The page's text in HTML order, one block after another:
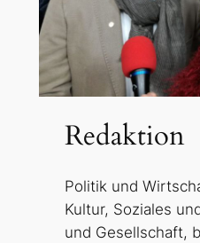
Redaktion
Politik und
Kultur, Soziales
und Gesellschaft,